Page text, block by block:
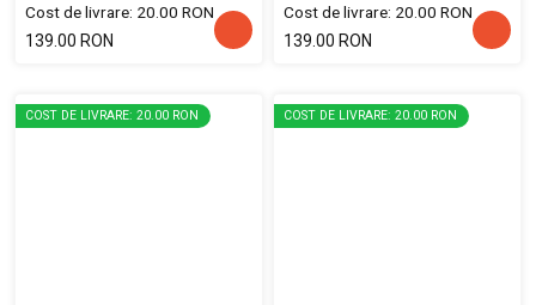
Cost de livrare: 20.00 RON
139.00 RON
Cost de livrare: 20.00 RON
139.00 RON
COST DE LIVRARE: 20.00 RON COST DE LIVRARE: 20.00 RON